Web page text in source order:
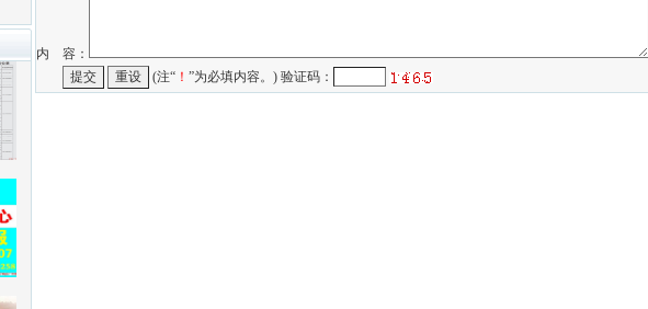
内 容：
(注“ ！ ”为必填内容。) 验证码：